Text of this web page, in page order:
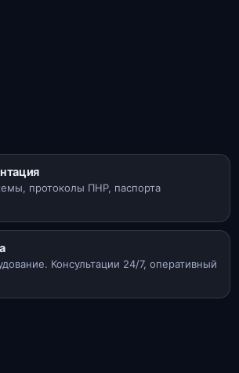
протоколы ПНР, паспорта
Консультации 24/7, оперативный